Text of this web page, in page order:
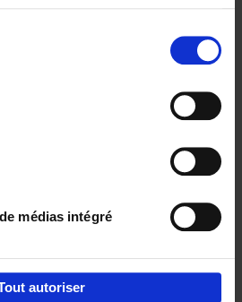
médias intégré
autoriser
marketing like a PRO -
revised edition (EN)